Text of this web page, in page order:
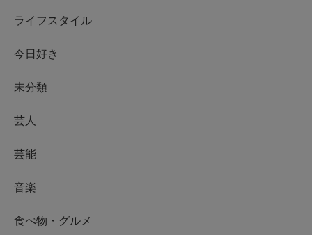
ライフスタイル
今日好き
未分類
芸人
芸能
音楽
食べ物・グルメ